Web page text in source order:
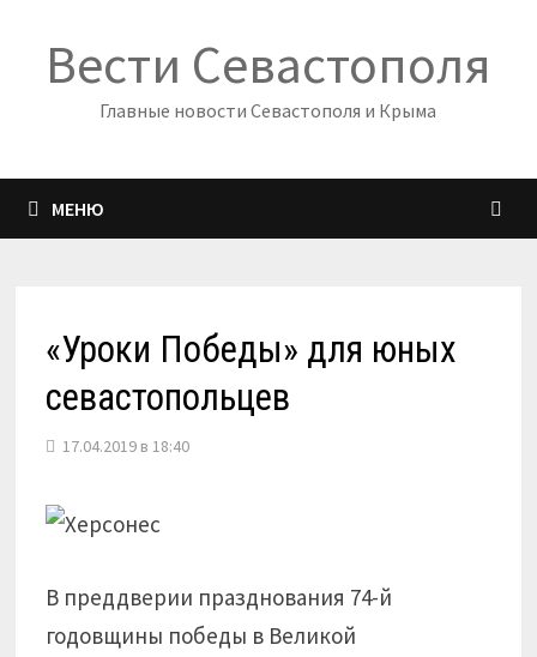
содержимому
Вести Севастополя
Главные новости Севастополя и Крыма
МЕНЮ
«Уроки Победы» для юных
севастопольцев
17.04.2019 в 18:40
В преддверии празднования 74-й
годовщины победы в Великой